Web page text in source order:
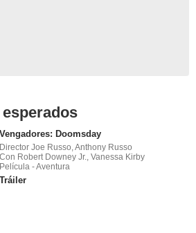
Vengadores: Doomsday
Director Joe Russo, Anthony Russo
Con Robert Downey Jr., Vanessa Kirby
Película - Aventura
Tráiler